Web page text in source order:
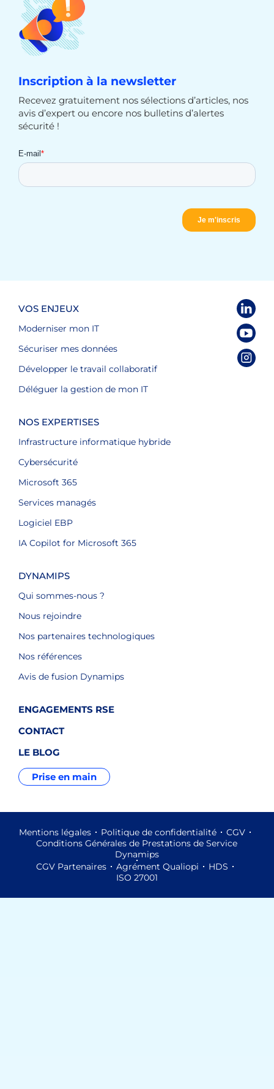
Inscription à la newsletter
Recevez gratuitement nos sélections d’articles, nos
avis d’expert ou encore nos bulletins d’alertes
sécurité !
VOS ENJEUX
Moderniser mon IT
Sécuriser mes données
Développer le travail collaboratif
Déléguer la gestion de mon IT
NOS EXPERTISES
Infrastructure informatique hybride
Cybersécurité
Microsoft 365
Services managés
Logiciel EBP
IA Copilot for Microsoft 365
DYNAMIPS
Qui sommes-nous ?
Nous rejoindre
Nos partenaires technologiques
Nos références
Avis de fusion Dynamips
ENGAGEMENTS RSE
CONTACT
LE BLOG
Prise en main
Mentions légales Politique de confidentialité
CGV
Conditions Générales de Prestations de Service
Dynamips
CGV Partenaires
Agrément Qualiopi
HDS
ISO 27001